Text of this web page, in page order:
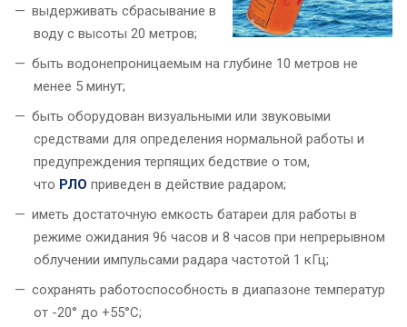
выдерживать сбрасывание в
воду с высоты 20 метров;
быть водонепроницаемым на глубине 10 метров не
менее 5 минут;
быть оборудован визуальными или звуковыми
средствами для определения нормальной работы и
предупреждения терпящих бедствие о том,
что РЛО приведен в действие радаром;
иметь достаточную емкость батареи для работы в
режиме ожидания 96 часов и 8 часов при непрерывном
облучении импульсами радара частотой 1 кГц;
сохранять работоспособность в диапазоне температур
от -20° до +55°С;